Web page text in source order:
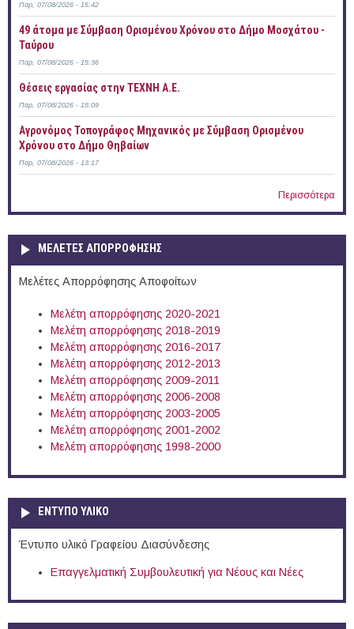
Παρ, 07/08/2026 - 15:42
49 άτομα με Σύμβαση Ορισμένου Χρόνου στο Δήμο Μοσχάτου -
Ταύρου
Παρ, 07/08/2026 - 15:36
Θέσεις εργασίας στην ΤΕΧΝΗ Α.Ε.
Παρ, 07/08/2026 - 15:09
Αγρονόμος Τοπογράφος Μηχανικός με Σύμβαση Ορισμένου
Χρόνου στο Δήμο Θηβαίων
Παρ, 07/08/2026 - 13:17
Περισσότερα
ΜΕΛΕΤΕΣ ΑΠΟΡΡΟΦΗΣΗΣ
Μελέτες Απορρόφησης Αποφοίτων
Μελέτη απορρόφησης 2020-2021
Μελέτη απορρόφησης 2018-2019
Μελέτη απορρόφησης 2016-2017
Μελέτη απορρόφησης 2012-2013
Μελέτη απορρόφησης 2009-2011
Μελέτη απορρόφησης 2006-2008
Μελέτη απορρόφησης 2003-2005
Μελέτη απορρόφησης 2001-2002
Μελέτη απορρόφησης 1998-2000
ΕΝΤΥΠΟ ΥΛΙΚΟ
Έντυπο υλικό Γραφείου Διασύνδεσης
Επαγγελματική Συμβουλευτική για Νέους και Νέες